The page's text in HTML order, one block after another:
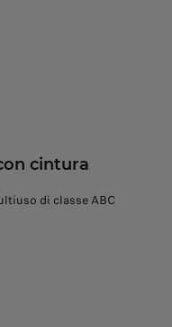
cintura
di classe ABC